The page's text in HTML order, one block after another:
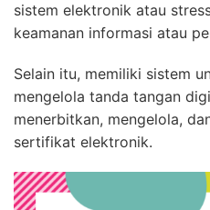
sistem elektronik atau
keamanan informasi atau
Selain itu, memiliki sistem
mengelola tanda tangan
menerbitkan, mengelola,
sertifikat elektronik.